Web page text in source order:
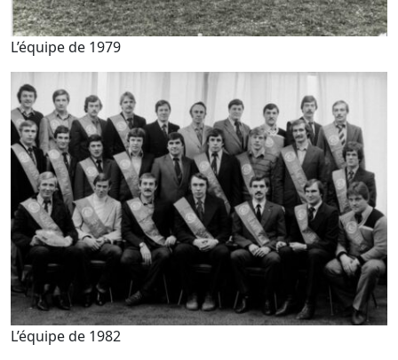
L’équipe de 1979
L’équipe de 1982